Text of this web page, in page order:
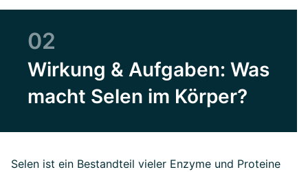
02
Wirkung & Aufgaben: Was
macht Selen im Körper?
Selen ist ein Bestandteil vieler Enzyme und Proteine